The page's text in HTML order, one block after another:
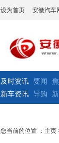
设为首页 安徽汽车
及时资讯 要闻
新车资讯 导购
您当前的位置 ： 主页